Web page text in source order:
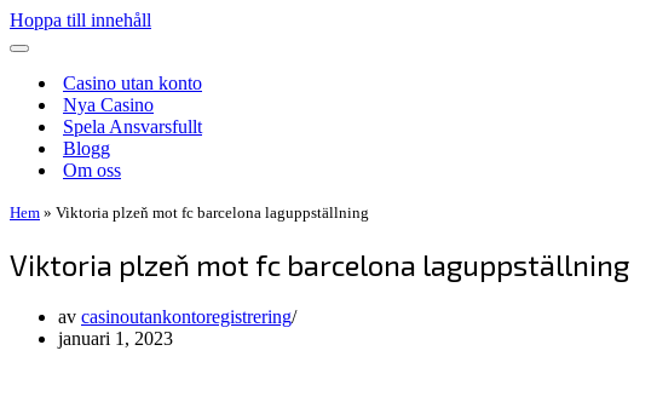
Hoppa till innehåll
Navigeringsmeny
Casino utan konto
Nya Casino
Spela Ansvarsfullt
Blogg
Om oss
Hem » Viktoria plzeň mot fc barcelona laguppställning
Viktoria plzeň mot fc barcelona laguppställning
av casinoutankontoregistrering
januari 1, 2023